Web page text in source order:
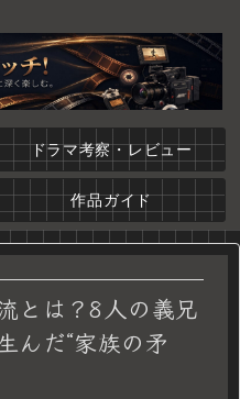
ドラマ考察・レビュー
作品ガイド
とは？8人の義兄
んだ“家族の矛